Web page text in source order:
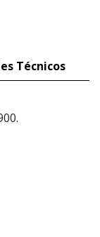
Técnicos